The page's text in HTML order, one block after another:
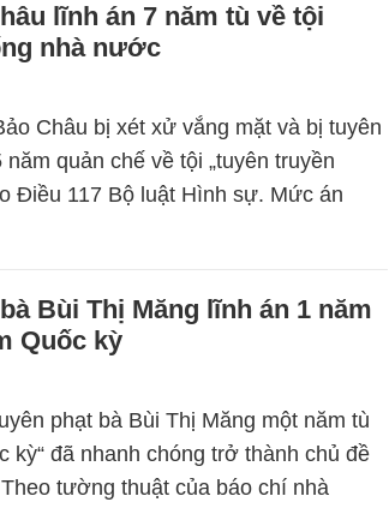
lĩnh án 7 năm tù về tội
nhà nước
Châu bị xét xử vắng mặt và bị tuyên
quản chế về tội „tuyên truyền
Điều 117 Bộ luật Hình sự. Mức án
Bùi Thị Măng lĩnh án 1 năm
Quốc kỳ
phạt bà Bùi Thị Măng một năm tù
kỳ“ đã nhanh chóng trở thành chủ đề
tường thuật của báo chí nhà